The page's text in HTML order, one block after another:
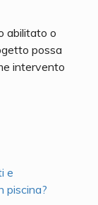
abilitato o
possa
intervento
e
piscina?